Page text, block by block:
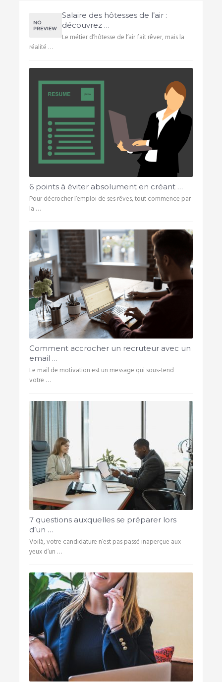
Salaire des hôtesses de l’air :
découvrez …
Le métier d’hôtesse de l’air fait rêver, mais la
réalité …
6 points à éviter absolument en créant …
Pour décrocher l’emploi de ses rêves, tout commence par
la …
Comment accrocher un recruteur avec un
email …
Le mail de motivation est un message qui sous-tend
votre …
7 questions auxquelles se préparer lors
d’un …
Voilà, votre candidature n’est pas passé inaperçue aux
yeux d’un …